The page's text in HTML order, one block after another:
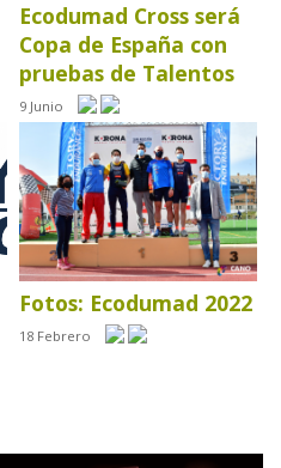
Ecodumad Cross será
Copa de España con
pruebas de Talentos
9 Junio
Fotos: Ecodumad 2022
18 Febrero